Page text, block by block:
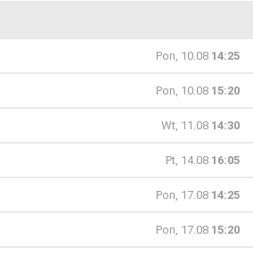
Pon, 10.08 14:25
Pon, 10.08 15:20
Wt, 11.08 14:30
Pt, 14.08 16:05
Pon, 17.08 14:25
Pon, 17.08 15:20